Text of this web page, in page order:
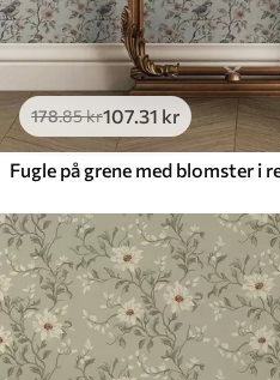
178.85kr107.31 kr